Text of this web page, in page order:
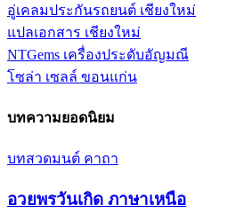
อู่เคลมประกันรถยนต์ เชียงใหม่
แปลเอกสาร เชียงใหม่
NTGems เครื่องประดับอัญมณี
โซล่า เซลล์ ขอนแก่น
บทความยอดนิยม
บทสวดมนต์ คาถา
อวยพรวันเกิด ภาษาเหนือ